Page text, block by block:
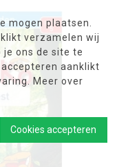
mogen plaatsen.
verzamelen wij
je ons de site te
aanklikt
Meer over
Cookies accepteren